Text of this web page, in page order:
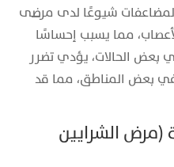
المضاعفات شيوعًا لدى مرضى
مما يسبب إحساسًا
بعض الحالات، يؤدي تضرر
في بعض المناطق، مما قد
(مرض الشرايين